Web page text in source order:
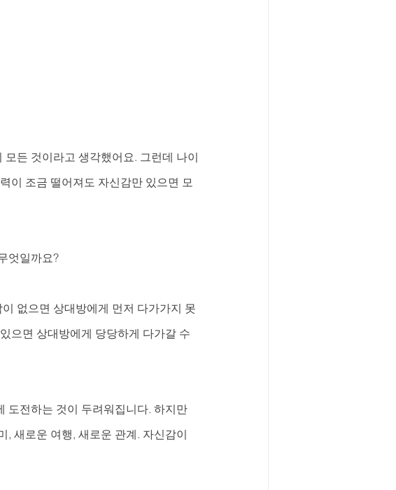
든 것이라고 생각했어요. 그런데 나이
이 조금 떨어져도 자신감만 있으면 모
엇일까요?
없으면 상대방에게 먼저 다가가지 못
으면 상대방에게 당당하게 다가갈 수
도전하는 것이 두려워집니다. 하지만
, 새로운 여행, 새로운 관계. 자신감이